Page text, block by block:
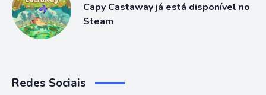
Capy Castaway já está disponível no
Steam
Redes Sociais